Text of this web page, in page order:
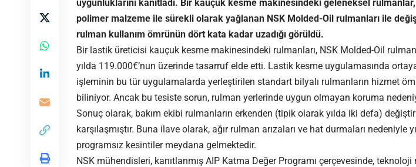
uygunluklarını kanıtladı. Bir kauçuk kesme makinesindeki geleneksel
polimer malzeme ile sürekli olarak yağlanan NSK Molded-Oil rulmanları ile
rulman kullanım ömrünün dört kata kadar uzadığı görüldü.
Bir lastik üreticisi kauçuk kesme makinesindeki rulmanları, NSK Molded-Oil
yılda 119.000€’nun üzerinde tasarruf elde etti. Lastik kesme uygulamasında
işleminin bu tür uygulamalarda yerleştirilen standart bilyalı rulmanların hizmet
biliniyor. Ancak bu tesiste sorun, rulman yerlerinde uygun olmayan koruma
Sonuç olarak, bakım ekibi rulmanların erkenden (tipik olarak yılda iki defa)
karşılaşmıştır. Buna ilave olarak, ağır rulman arızaları ve hat durmaları nedeniyle
programsız kesintiler meydana gelmektedir.
NSK mühendisleri, kanıtlanmış AIP Katma Değer Programı çerçevesinde, teknoloji